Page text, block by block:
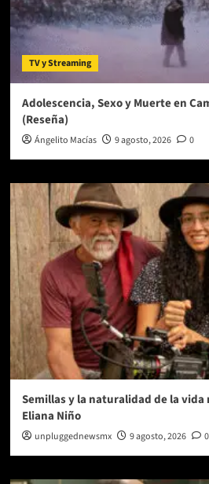
TV y Streaming
Adolescencia, Sexo y Muerte en
(Reseña)
Ángelito Macías 9 agosto, 2026 0
Semillas y la naturalidad de la
Eliana Niño
unpluggednewsmx 9 agosto, 2026 0